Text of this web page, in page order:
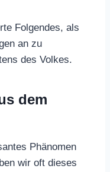
Folgendes, als
an zu
des Volkes.
dem
Phänomen
wir oft dieses